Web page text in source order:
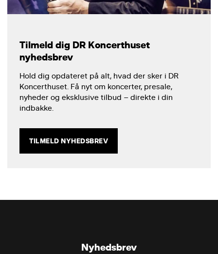
Tilmeld dig DR Koncerthuset
nyhedsbrev
Hold dig opdateret på alt, hvad der sker i DR
Koncerthuset. Få nyt om koncerter, presale,
nyheder og eksklusive tilbud – direkte i din
indbakke.
TILMELD NYHEDSBREV
Nyhedsbrev